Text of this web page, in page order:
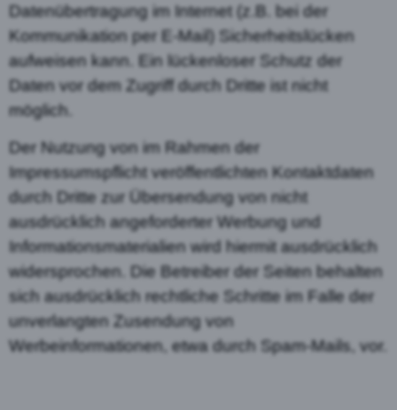
Datenübertragung im Internet (z.B. bei der
Kommunikation per E-Mail) Sicherheitslücken
aufweisen kann. Ein lückenloser Schutz der
Daten vor dem Zugriff durch Dritte ist nicht
möglich.
Der Nutzung von im Rahmen der
Impressumspflicht veröffentlichten Kontaktdaten
durch Dritte zur Übersendung von nicht
ausdrücklich angeforderter Werbung und
Informationsmaterialien wird hiermit ausdrücklich
widersprochen. Die Betreiber der Seiten behalten
sich ausdrücklich rechtliche Schritte im Falle der
unverlangten Zusendung von
Werbeinformationen, etwa durch Spam-Mails, vor.